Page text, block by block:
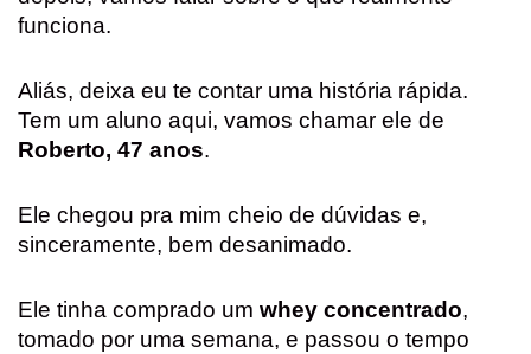
funciona.
Aliás, deixa eu te contar uma história rápida.
Tem um aluno aqui, vamos chamar ele de
Roberto, 47 anos.
Ele chegou pra mim cheio de dúvidas e,
sinceramente, bem desanimado.
Ele tinha comprado um whey concentrado,
tomado por uma semana, e passou o tempo